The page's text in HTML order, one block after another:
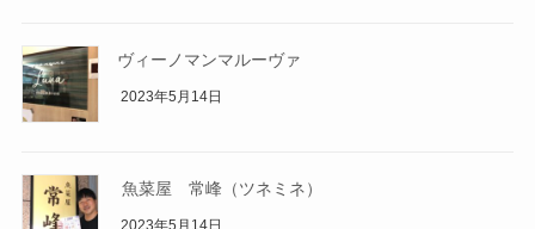
ヴィーノマンマルーヴァ
2023年5月14日
魚菜屋 常峰（ツネミネ）